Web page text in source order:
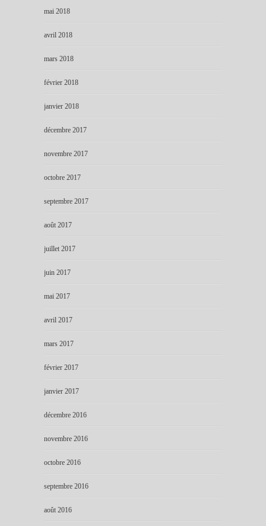
mai 2018
avril 2018
mars 2018
février 2018
janvier 2018
décembre 2017
novembre 2017
octobre 2017
septembre 2017
août 2017
juillet 2017
juin 2017
mai 2017
avril 2017
mars 2017
février 2017
janvier 2017
décembre 2016
novembre 2016
octobre 2016
septembre 2016
août 2016